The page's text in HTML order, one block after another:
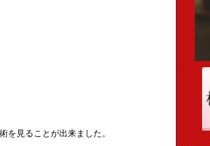
を見ることが出来ました。